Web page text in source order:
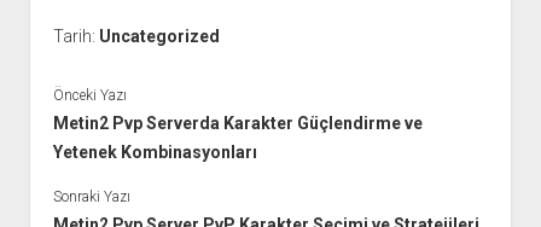
Tarih: Uncategorized
Önceki Yazı
Metin2 Pvp Serverda Karakter Güçlendirme ve
Yetenek Kombinasyonları
Sonraki Yazı